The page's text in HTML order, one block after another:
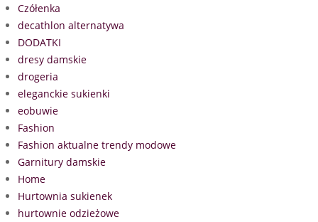
Czółenka
decathlon alternatywa
DODATKI
dresy damskie
drogeria
eleganckie sukienki
eobuwie
Fashion
Fashion aktualne trendy modowe
Garnitury damskie
Home
Hurtownia sukienek
hurtownie odzieżowe